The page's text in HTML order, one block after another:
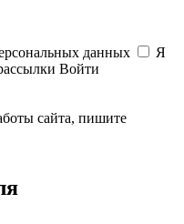
данных
Я
Войти
сайта, пишите